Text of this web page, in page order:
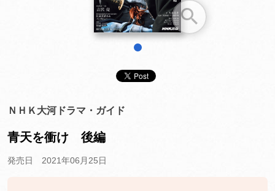
ＮＨＫ大河ドラマ・ガイド
青天を衝け 後編
発売日 2021年06月25日